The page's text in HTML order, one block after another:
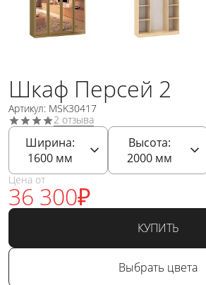
Шкаф Персей 2
Артикул: MSK30417
2 отзыва
Ширина:
1600мм
Высота:
2000мм
Цена от
36 300₽
КУПИТЬ
Выбрать цвета